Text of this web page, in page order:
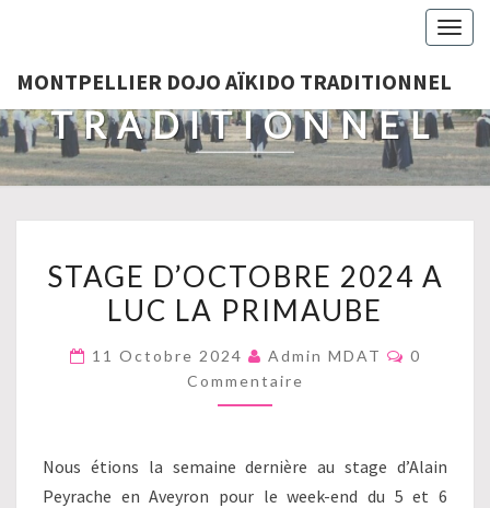
MONTPELLIER DOJO AÏKIDO TRADITIONNEL
MONTPELLIER
DOJO AÏKIDO
TRADITIONNEL
D’OCTOBRE
2024
LUC
LA
STAGE D’OCTOBRE 2024 A
LUC LA PRIMAUBE
11 Octobre 2024 Admin MDAT
0
Commentaire
Nous étions la semaine dernière au stage d’Alain
Peyrache en Aveyron pour le week-end du 5 et 6